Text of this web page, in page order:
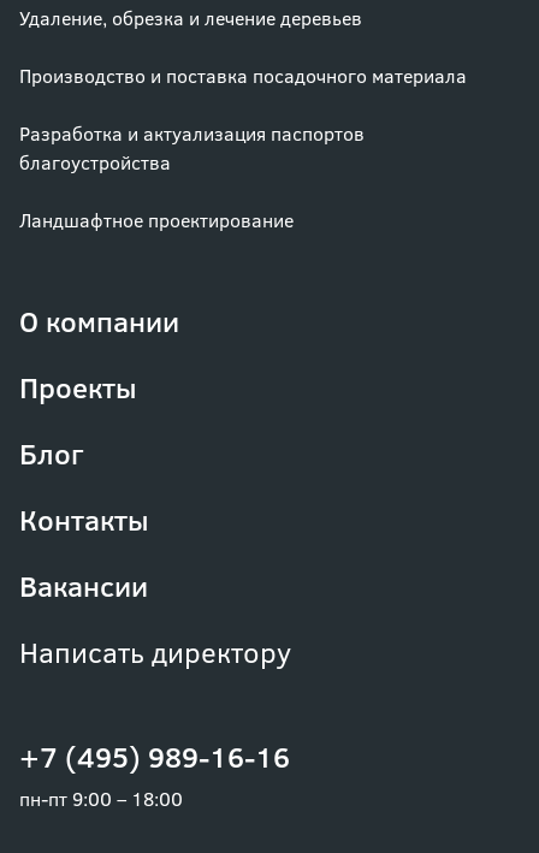
+7 (495) 989-16-16
пн-пт 9:00 – 18:00
Удаление, обрезка и лечение деревьев
Производство и поставка посадочного материала
Разработка и актуализация паспортов
благоустройства
Ландшафтное проектирование
О компании
Проекты
Блог
Контакты
Вакансии
Написать директору